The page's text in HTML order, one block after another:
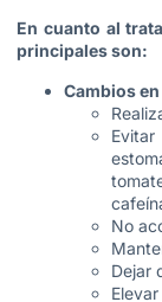
En cuanto al
principales son:
Cambios
No
Dejar